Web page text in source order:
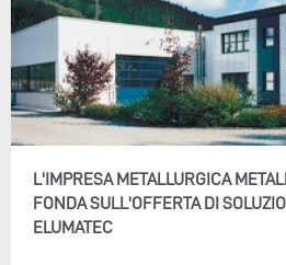
L'IMPRESA METALLURGICA
FONDA SULL'OFFERTA DI
ELUMATEC